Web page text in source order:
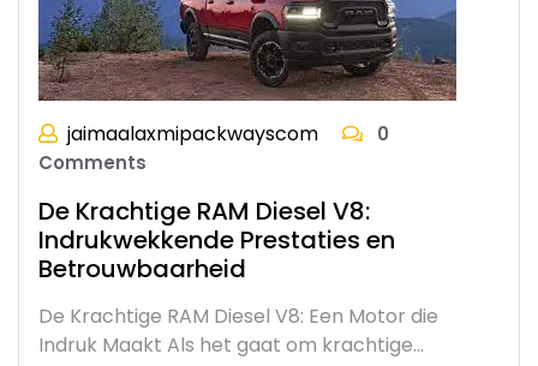
jaimaalaxmipackwayscom
0
Comments
De Krachtige RAM Diesel V8:
Indrukwekkende Prestaties en
Betrouwbaarheid
De Krachtige RAM Diesel V8: Een Motor die
Indruk Maakt Als het gaat om krachtige…